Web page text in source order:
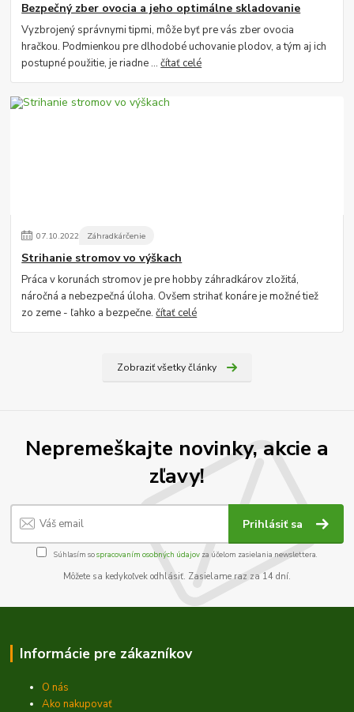
Bezpečný zber ovocia a jeho optimálne skladovanie
Vyzbrojený správnymi tipmi, môže byť pre vás zber ovocia
hračkou. Podmienkou pre dlhodobé uchovanie plodov, a tým aj ich
postupné použitie, je riadne ...čítať celé
07.10.2022 Záhradkárčenie
Strihanie stromov vo výškach
Práca v korunách stromov je pre hobby záhradkárov zložitá,
náročná a nebezpečná úloha. Ovšem strihať konáre je možné tiež
zo zeme - ľahko a bezpečne.čítať celé
Zobraziť všetky články
Nepremeškajte novinky, akcie a
zľavy!
Prihlásiť sa
Súhlasím sospracovaním osobných údajov za účelom zasielania newslettera.
Môžete sa kedykoľvek odhlásiť. Zasielame raz za 14 dní.
Informácie pre zákazníkov
O nás
Ako nakupovať